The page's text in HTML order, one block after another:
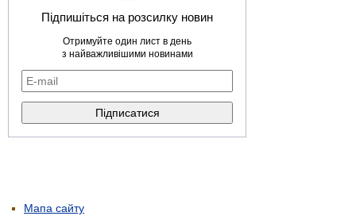
Підпишіться на розсилку новин
Отримуйте один лист в день
з найважливішими новинами
Мапа сайту